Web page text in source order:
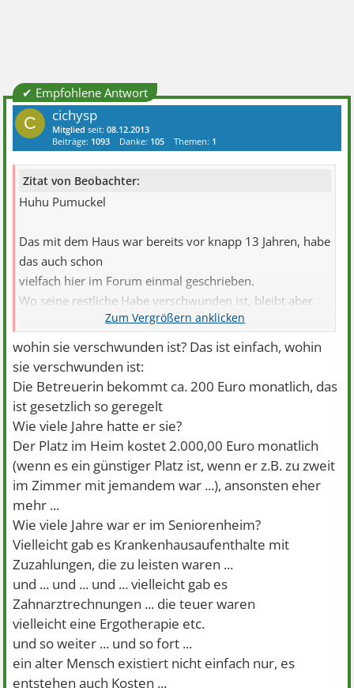
✔ Empfohlene Antwort
C cichysp
Mitglied seit:08.12.2013
Beiträge: 1093 Danke: 105 Themen: 1
Zitat von Beobachter:
Huhu Pumuckel
Das mit dem Haus war bereits vor knapp 13 Jahren, habe
das auch schon
vielfach hier im Forum einmal geschrieben.
Wo seine restliche Habe verschwunden ist, bleibt aber
wohin sie verschwunden ist? Das ist einfach, wohin
sie verschwunden ist:
Die Betreuerin bekommt ca. 200 Euro monatlich, das
ist gesetzlich so geregelt
Wie viele Jahre hatte er sie?
Der Platz im Heim kostet 2.000,00 Euro monatlich
(wenn es ein günstiger Platz ist, wenn er z.B. zu zweit
im Zimmer mit jemandem war ...), ansonsten eher
mehr ...
Wie viele Jahre war er im Seniorenheim?
Vielleicht gab es Krankenhausaufenthalte mit
Zuzahlungen, die zu leisten waren ...
und ... und ... und ... vielleicht gab es
Zahnarztrechnungen ... die teuer waren
vielleicht eine Ergotherapie etc.
und so weiter ... und so fort ...
ein alter Mensch existiert nicht einfach nur, es
entstehen auch Kosten ...